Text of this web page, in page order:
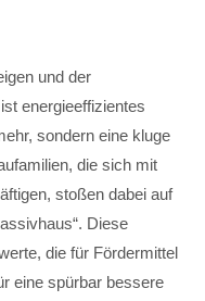
und der
energieeffizientes
sondern eine kluge
die sich mit
stoßen dabei auf
Diese
die für Fördermittel
eine spürbar bessere